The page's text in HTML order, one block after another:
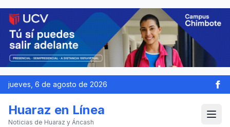
jueves, 6 de agosto de 2026
Huaraz en Línea
Noticias de Huaraz y Áncash